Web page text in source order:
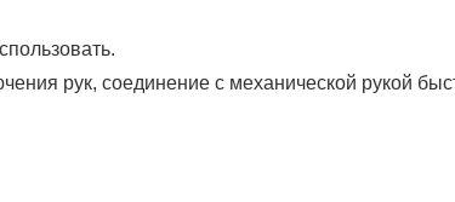
рук, соединение с механической рукой